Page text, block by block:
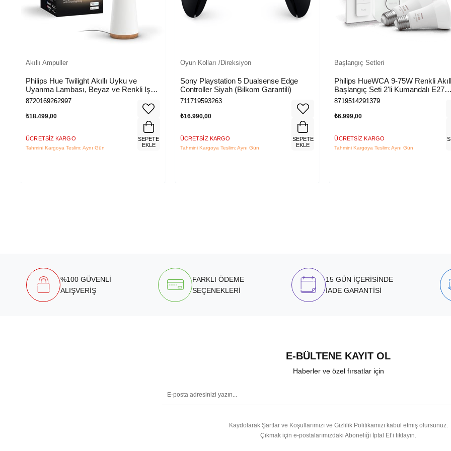
Akıllı Ampuller
Philips Hue Twilight Akıllı Uyku ve
Uyanma Lambası, Beyaz ve Renkli Işık,
Alexa, Apple Home ve Google Assistant
8720169262997
₺18.499,00
ÜCRETSIZ KARGO
Tahmini Kargoya Teslim: Aynı Gün
SEPETE
EKLE
Oyun Kolları /Direksiyon
Sony Playstation 5 Dualsense Edge
Controller Siyah (Bilkom Garantili)
711719593263
₺16.990,00
ÜCRETSIZ KARGO
Tahmini Kargoya Teslim: Aynı Gün
SEPETE
EKLE
Başlangıç Setleri
Philips HueWCA 9-75W Renkli
Başlangıç Seti 2'li Kumandalı E27
Bluetooth Özellikli
8719514291379
₺6.999,00
ÜCRETSIZ KARGO
Tahmini Kargoya Teslim: Aynı Gün
%100 GÜVENLİ
ALIŞVERİŞ
FARKLI ÖDEME
SEÇENEKLERİ
15 GÜN İÇERİSİNDE
İADE GARANTİSİ
E-BÜLTENE KAYIT OL
Haberler ve özel fırsatlar için
Kaydolarak Şartlar ve Koşullarımızı ve Gizlilik Politikamızı kabul etmiş olursunuz.
Çıkmak için e-postalarımızdaki Aboneliği İptal Et’i tıklayın.